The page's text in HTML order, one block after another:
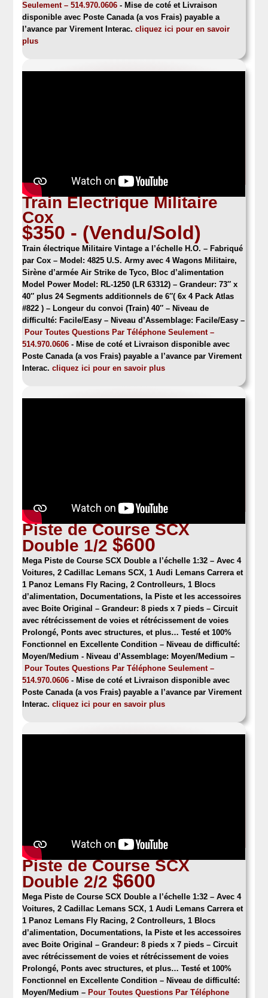
Seulement – 514.970.0606 - Mise de coté et Livraison
disponible avec Poste Canada (a vos Frais) payable a
l’avance par Virement Interac.cliquez ici pour en savoir
plus
Train Electrique Militaire
Cox
$350 - (Vendu/Sold)
Train électrique Militaire Vintage a l’échelle H.O.– Fabriqué
par Cox – Model: 4825 U.S. Army avec 4 Wagons Militaire,
Sirène d’armée Air Strike de Tyco, Bloc d’alimentation
Model Power Model: RL-1250 (LR 63312) – Grandeur: 73″ x
40″ plus 24 Segments additionnels de 6″( 6x 4 Pack Atlas
#822 ) – Longeur du convoi (Train) 40″ – Niveau de
difficulté: Facile/Easy – Niveau d’Assemblage: Facile/Easy –
Pour Toutes Questions Par Téléphone Seulement –
514.970.0606 - Mise de coté et Livraison disponible avec
Poste Canada (a vos Frais) payable a l’avance par Virement
Interac.cliquez ici pour en savoir plus
Piste de Course SCX
Double 1/2$600
Mega Piste de Course SCX Double a l’échelle 1:32 – Avec 4
Voitures, 2 Cadillac Lemans SCX, 1 Audi Lemans Carrera et
1 Panoz Lemans Fly Racing, 2 Controlleurs, 1 Blocs
d’alimentation, Documentations, la Piste et les accessoires
avec Boite Original – Grandeur: 8 pieds x 7 pieds – Circuit
avec rétrécissement de voies et rétrécissement de voies
Prolongé, Ponts avec structures, et plus… Testé et 100%
Fonctionnel en Excellente Condition – Niveau de difficulté:
Moyen/Medium - Niveau d’Assemblage: Moyen/Medium –
Pour Toutes Questions Par Téléphone Seulement –
514.970.0606 - Mise de coté et Livraison disponible avec
Poste Canada (a vos Frais) payable a l’avance par Virement
Interac.cliquez ici pour en savoir plus
Piste de Course SCX
Double 2/2$600
Mega Piste de Course SCX Doublea l’échelle 1:32 – Avec 4
Voitures, 2 Cadillac Lemans SCX, 1 Audi Lemans Carrera et
1 Panoz Lemans Fly Racing, 2 Controlleurs, 1 Blocs
d’alimentation, Documentations, la Piste et les accessoires
avec Boite Original – Grandeur: 8 pieds x 7 pieds – Circuit
avec rétrécissement de voies et rétrécissement de voies
Prolongé, Ponts avec structures, et plus… Testé et 100%
Fonctionnel en Excellente Condition – Niveau de difficulté:
Moyen/Medium – Pour Toutes Questions Par Téléphone